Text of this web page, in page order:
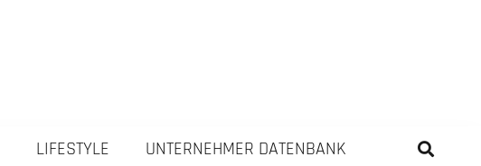
LIFESTYLE UNTERNEHMER DATENBANK